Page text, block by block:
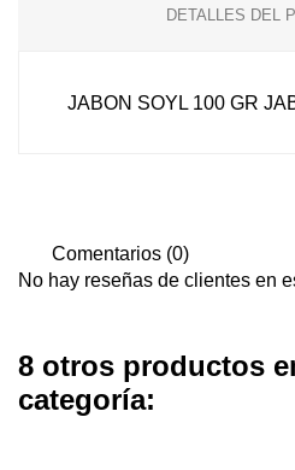
DETALLES DEL
JABON SOYL 100 GR
Comentarios (0)
No hay reseñas de clientes en
8 otros productos
categoría: